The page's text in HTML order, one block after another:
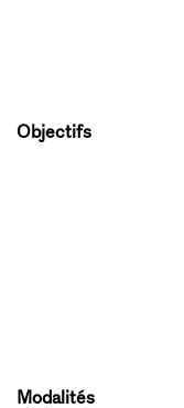
Objectifs
Modalités